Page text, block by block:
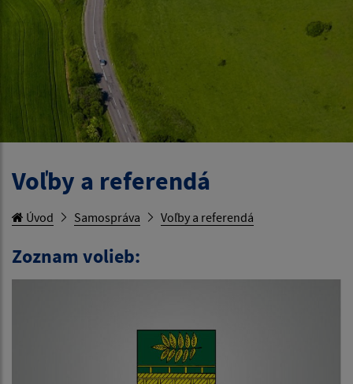
Voľby a referendá
Úvod Samospráva Voľby a referendá
Zoznam volieb: